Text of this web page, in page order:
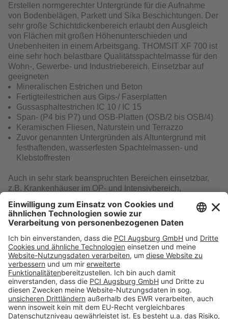
Erstellen normgerechter Untergründe für die Aufnahme
von Bodenbelägen, Parkett und Sika Beschichtungen. Der
sehr große Schichtdickenbereich erlaubt den Ausgleich
von Flächen mit großen Höhenunterschieden und
Unebenheiten in einem Arbeitsgang. THOMSIT XF 700 ist
eine sehr hoch belastbare Qualitätsspachtelmasse für den
Wohn-, Gewerbe- und Industriebereich. Einsetzbar auf
geeigneten
Mineralischen Estrichen und Beton
Fertigteilestrichen aus Gips-/ Faserplatten
Gussasphaltestrichen IC 10 / IC 15
Span- (P4 bis P7) und OSB-Platten (OSB/2 bis OSB/4)
Keramischen Fliesen, Naturstein und Terrazzo
Zuvor genannten Untergründen als Altuntergrund mit
festhaftenden, wasserfesten Spachtelmassen- und
Klebstoffresten
Auch in sehr stark beanspruchten Bereichen einsetzbar,
z.B. Krankenhäuser im OP- und Intensivbereich,
den trockenen Innenbereich.
Download
Folge uns auf:
Produkte